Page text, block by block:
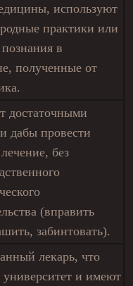
используют
практики или
в
полученные от
достаточными
дабы провести
без
(вправить
забинтовать).
лекарь, что
университет и имеют